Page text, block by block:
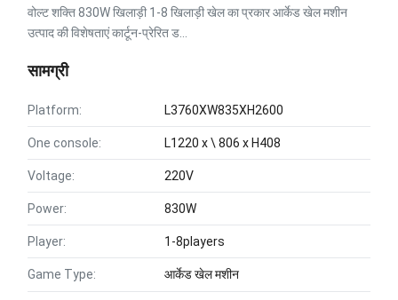
वोल्ट शक्ति 830W खिलाड़ी 1-8 खिलाड़ी खेल का प्रकार आर्केड खेल मशीन
उत्पाद की विशेषताएं कार्टून-प्रेरित ड...
सामग्री
Platform: L3760XW835XH2600
One console: L1220 x \ 806 x H408
Voltage: 220V
Power: 830W
Player: 1-8players
Game Type: आर्केड खेल मशीन